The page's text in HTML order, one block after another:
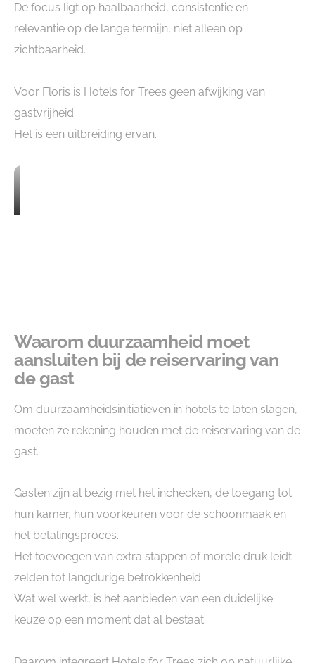
De focus ligt op haalbaarheid, consistentie en
relevantie op de lange termijn, niet alleen op
zichtbaarheid.
Voor Floris is Hotels for Trees geen afwijking van
gastvrijheid.
Het is een uitbreiding ervan.
Waarom duurzaamheid moet
aansluiten bij de reiservaring van
de gast
Om duurzaamheidsinitiatieven in hotels te laten slagen,
moeten ze rekening houden met de reiservaring van de
gast.
Gasten zijn al bezig met het inchecken, de toegang tot
hun kamer, hun voorkeuren voor de schoonmaak en
het betalingsproces.
Het toevoegen van extra stappen of morele druk leidt
zelden tot langdurige betrokkenheid.
Wat wel werkt, is het aanbieden van een duidelijke
keuze op een moment dat al bestaat.